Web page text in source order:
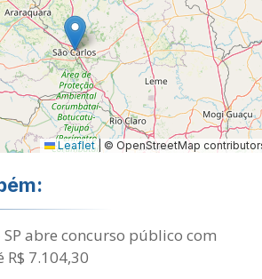
Leaflet | © OpenStreetMap
SP abre concurso público com
7.104,30